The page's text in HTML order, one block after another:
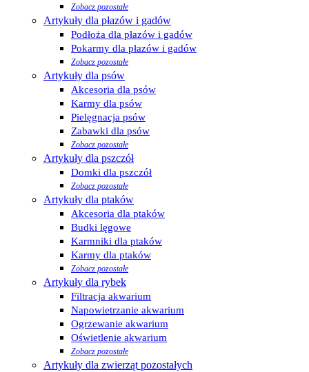
Zobacz pozostałe
Artykuły dla płazów i gadów
Podłoża dla płazów i gadów
Pokarmy dla płazów i gadów
Zobacz pozostałe
Artykuły dla psów
Akcesoria dla psów
Karmy dla psów
Pielęgnacja psów
Zabawki dla psów
Zobacz pozostałe
Artykuły dla pszczół
Domki dla pszczół
Zobacz pozostałe
Artykuły dla ptaków
Akcesoria dla ptaków
Budki lęgowe
Karmniki dla ptaków
Karmy dla ptaków
Zobacz pozostałe
Artykuły dla rybek
Filtracja akwarium
Napowietrzanie akwarium
Ogrzewanie akwarium
Oświetlenie akwarium
Zobacz pozostałe
Artykuły dla zwierząt pozostałych